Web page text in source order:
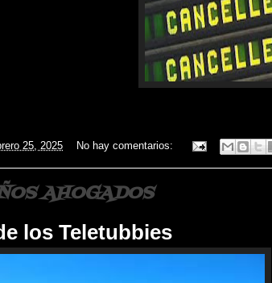
25, 2025 No hay comentarios:
AHOGADOS
los Teletubbies